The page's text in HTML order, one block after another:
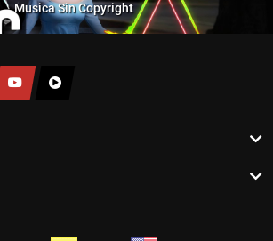
Musica Sin Copyright